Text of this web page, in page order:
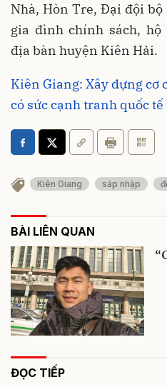
Nhà, Hòn Tre, Đại đội
gia đình chính sách, hộ
địa bàn huyện Kiên Hải.
Kiên Giang: Xây dựng cơ
có sức cạnh tranh quốc tế
Kiên Giang sáp nhập
BÀI LIÊN QUAN
ĐỌC TIẾP